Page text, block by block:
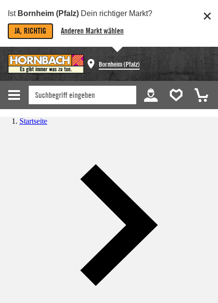
Ist Bornheim (Pfalz) Dein richtiger Markt?
JA, RICHTIG Anderen Markt wählen
Bornheim (Pfalz)
Startseite